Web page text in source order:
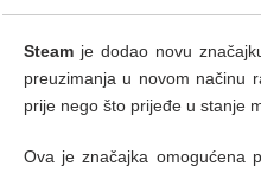
Steam je dodao novu
preuzimanja u novom načinu
prije nego što prijeđe u stanje
Ova je značajka omogućena